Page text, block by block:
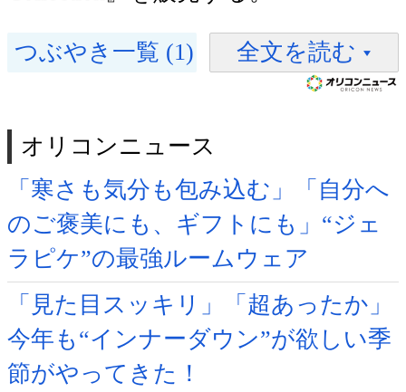
つぶやき一覧 (1) 全文を読む
オリコンニュース
「寒さも気分も包み込む」「自分へ
のご褒美にも、ギフトにも」“ジェ
ラピケ”の最強ルームウェア
「見た目スッキリ」「超あったか」
今年も“インナーダウン”が欲しい季
節がやってきた！